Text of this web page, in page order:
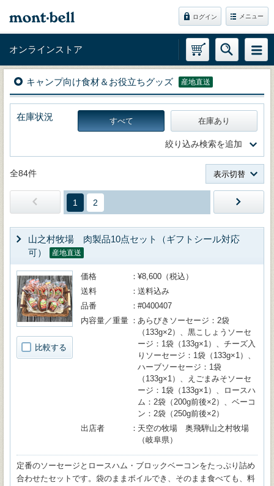
ログイン メニュー
オンラインストア
キャンプ向け食材＆お役立ちグッズ 産地直送
在庫状況 すべて 在庫あり
絞り込み検索を追加
全84件 表示切替
1 2
山之村牧場 肉製品10点セット（ギフトシール対応
可）
産地直送
比較する
価格
¥8,600（税込）
送料
送料込み
品番
#0400407
内容量／重量
あらびきソーセージ：2袋
（133g×2）、黒こしょうソーセ
ージ：1袋（133g×1）、チーズ入
りソーセージ：1袋（133g×1）、
ハーブソーセージ：1袋
（133g×1）、えごまみそソーセ
ージ：1袋（133g×1）、ロースハ
ム：2袋（200g前後×2）、ベーコ
ン：2袋（250g前後×2）
出店者
天空の牧場 奥飛騨山之村牧場
（岐阜県）
定番のソーセージとロースハム・ブロックベーコンをたっぷり詰め
合わせたセットです。袋のままボイルでき、そのまま食べても、料